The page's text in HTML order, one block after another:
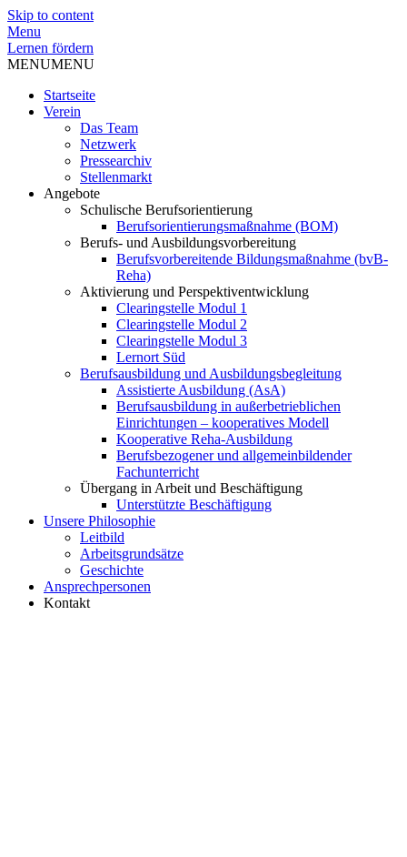
Skip to content
Menu
Lernen fördern
MENUMENU
Startseite
Verein
Das Team
Netzwerk
Pressearchiv
Stellenmarkt
Angebote
Schulische Berufsorientierung
Berufsorientierungsmaßnahme (BOM)
Berufs- und Ausbildungsvorbereitung
Berufsvorbereitende Bildungsmaßnahme (bvB-
Reha)
Aktivierung und Perspektiventwicklung
Clearingstelle Modul 1
Clearingstelle Modul 2
Clearingstelle Modul 3
Lernort Süd
Berufsausbildung und Ausbildungsbegleitung
Assistierte Ausbildung (AsA)
Berufsausbildung in außerbetrieblichen
Einrichtungen – kooperatives Modell
Kooperative Reha-Ausbildung
Berufsbezogener und allgemeinbildender
Fachunterricht
Übergang in Arbeit und Beschäftigung
Unterstützte Beschäftigung
Unsere Philosophie
Leitbild
Arbeitsgrundsätze
Geschichte
Ansprechpersonen
Kontakt